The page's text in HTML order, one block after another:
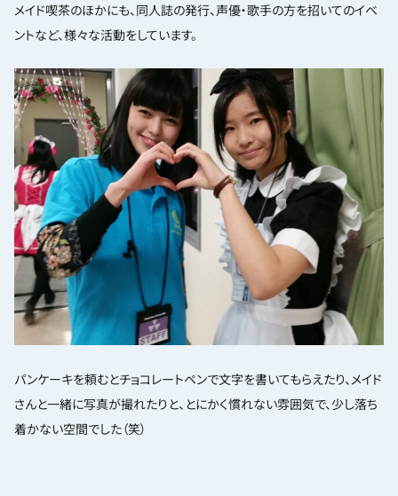
メイド喫茶のほかにも、同人誌の発行、声優・歌手の方を招いてのイベ
ントなど、様々な活動をしています。
パンケーキを頼むとチョコレートペンで文字を書いてもらえたり、メイド
さんと一緒に写真が撮れたりと、とにかく慣れない雰囲気で、少し落ち
着かない空間でした（笑）